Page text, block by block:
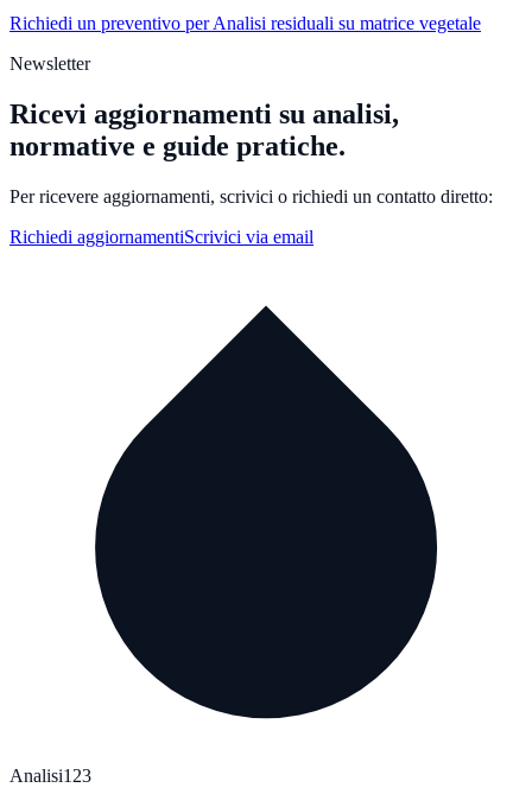
Richiedi un preventivo per Analisi residuali su matrice vegetale
Newsletter
Ricevi aggiornamenti su analisi,
normative e guide pratiche.
Per ricevere aggiornamenti, scrivici o richiedi un contatto diretto:
Richiedi aggiornamentiScrivici via email
Analisi123